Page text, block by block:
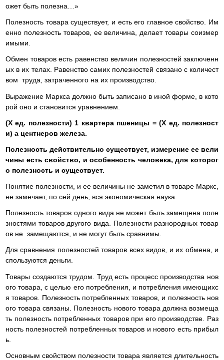
ожет быть полезна…»
Полезность товара существует, и есть его главное свойство. Им
енно полезность товаров, ее величина, делает товары соизмер
имыми.
Обмен товаров есть равенство величин полезностей заключенн
ых в их телах. Равенство самих полезностей связано с количест
вом труда, затраченного на их производство.
Выражение Маркса должно быть записано в иной форме, в кото
рой оно и становится уравнением.
(Х ед. полезности) 1 квартера пшеницы = (Х ед. полезност
и) а центнеров железа.
Полезность действительно существует, измерение ее вели
чины есть свойство, и особенность человека, для которог
о полезность и существует.
Понятие полезности, и ее величины не заметил в товаре Маркс,
не замечает, по сей день, вся экономическая наука.
Полезность товаров одного вида не может быть замещена поле
зностями товаров другого вида. Полезности разнородных товар
ов не замещаются, и не могут быть сравнимы.
Для сравнения полезностей товаров всех видов, и их обмена, и
спользуются деньги.
Товары создаются трудом. Труд есть процесс производства нов
ого товара, с целью его потребления, и потребления имеющихс
я товаров. Полезность потребленных товаров, и полезность нов
ого товара связаны. Полезность нового товара должна возмеща
ть полезность потребленных товаров при его производстве. Раз
ность полезностей потребленных товаров и нового есть прибыл
ь.
Основным свойством полезности товара является длительность